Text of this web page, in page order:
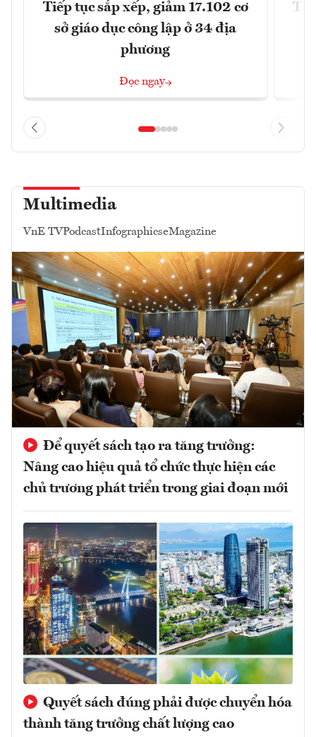
Tiếp tục sắp xếp, giảm 17.102 cơ
sở giáo dục công lập ở 34 địa
phương
Đọc ngay
Thị
Multimedia
VnE TVPodcastInfographicseMagazine
Để quyết sách tạo ra tăng trưởng:
Nâng cao hiệu quả tổ chức thực hiện các
chủ trương phát triển trong giai đoạn mới
Quyết sách đúng phải được chuyển hóa
thành tăng trưởng chất lượng cao